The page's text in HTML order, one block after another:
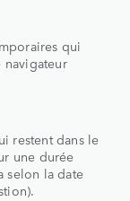
qui
navigateur
restent dans le
une durée
selon la date